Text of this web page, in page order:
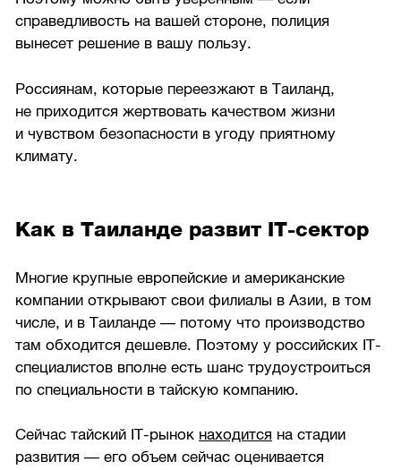
справедливость на вашей стороне, полиция
вынесет решение в вашу пользу.
Россиянам, которые переезжают в Таиланд,
не приходится жертвовать качеством жизни
и чувством безопасности в угоду приятному
климату.
Как в Таиланде развит IT-сектор
Многие крупные европейские и американские
компании открывают свои филиалы в Азии, в том
числе, и в Таиланде — потому что производство
там обходится дешевле. Поэтому у российских IT-
специалистов вполне есть шанс трудоустроиться
по специальности в тайскую компанию.
Сейчас тайский IT-рынок находится на стадии
развития — его объем сейчас оценивается